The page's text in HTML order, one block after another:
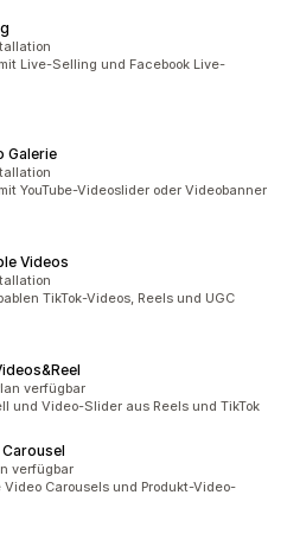
Live-Selling und Facebook Live-
Galerie
YouTube-Videoslider oder Videobanner
Videos
TikTok-Videos, Reels und UGC
verfügbar
und Video-Slider aus Reels und TikTok
verfügbar
Carousels und Produkt-Video-